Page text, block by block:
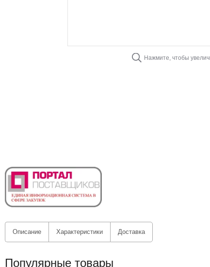
Нажмите, чтобы
Описание Характеристики Доставка
Популярные товары